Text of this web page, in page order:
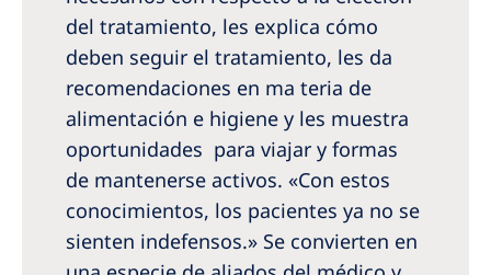
del tratamiento, les explica cómo
deben seguir el tratamiento, les da
recomendaciones en ma­ teria de
alimentación e higiene y les muestra
oportunidades para viajar y formas
de mantenerse activos. «Con estos
conocimientos, los pacientes ya no se
sienten indefensos.» Se convierten en